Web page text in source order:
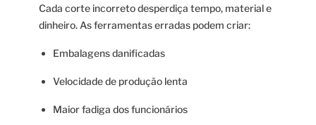
Cada corte incorreto desperdiça tempo, material e
dinheiro. As ferramentas erradas podem criar:
Embalagens danificadas
Velocidade de produção lenta
Maior fadiga dos funcionários